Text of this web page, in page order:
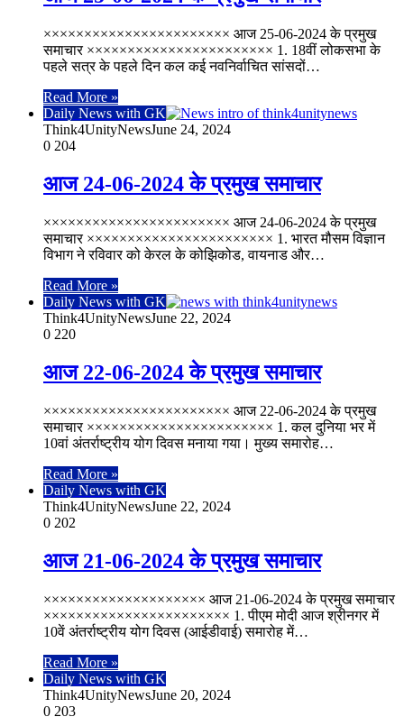
××××××××××××××××××××××× आज 25-06-2024 के प्रमुख
समाचार ××××××××××××××××××××××× 1. 18वीं लोकसभा के
पहले सत्र के पहले दिन कल कई नवनिर्वाचित सांसदों…
Read More »
Daily News with GK
Think4UnityNewsJune 24, 2024
0 204
आज 24-06-2024 के प्रमुख समाचार
××××××××××××××××××××××× आज 24-06-2024 के प्रमुख
समाचार ××××××××××××××××××××××× 1. भारत मौसम विज्ञान
विभाग ने रविवार को केरल के कोझिकोड, वायनाड और…
Read More »
Daily News with GK
Think4UnityNewsJune 22, 2024
0 220
आज 22-06-2024 के प्रमुख समाचार
××××××××××××××××××××××× आज 22-06-2024 के प्रमुख
समाचार ××××××××××××××××××××××× 1. कल दुनिया भर में
10वां अंतर्राष्ट्रीय योग दिवस मनाया गया। मुख्य समारोह…
Read More »
Daily News with GK
Think4UnityNewsJune 22, 2024
0 202
आज 21-06-2024 के प्रमुख समाचार
×××××××××××××××××××× आज 21-06-2024 के प्रमुख समाचार
××××××××××××××××××××××× 1. पीएम मोदी आज श्रीनगर में
10वें अंतर्राष्ट्रीय योग दिवस (आईडीवाई) समारोह में…
Read More »
Daily News with GK
Think4UnityNewsJune 20, 2024
0 203